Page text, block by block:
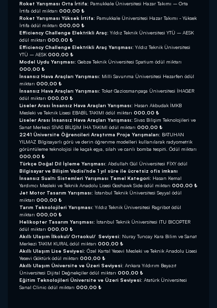
Roket Yarışması Orta İrtifa: Pamukkale Üniversitesi Hazar Takımı – Orta
İrtifa ödül miktarı 000,00 ₺
Roket Yarışması Yüksek İrtifa: Pamukkale Üniversitesi Hazar Takımı - Yüksek
İrtifa ödül miktarı 000,00 ₺
Efficiency Challenge Elektrikli Araç: Yıldız Teknik Üniversitesi YTÜ – AESK
ödül miktarı 000,00 ₺
Efficiency Challenge Elektrikli Araç Yarışması: Yıldız Teknik Üniversitesi
YTÜ – AESK 000,00 ₺
Model Uydu Yarışması: Gebze Teknik Üniversitesi Spatium ödül miktarı
000,00 ₺
İnsansız Hava Araçları Yarışması: Milli Savunma Üniversitesi Hezarfen ödül
miktarı 000,00 ₺
İnsansız Hava Araçları Yarışması: Tokat Gaziosmanpaşa Üniversitesi İHAGER
ödül miktarı 000,00 ₺
Liseler Arası İnsansız Hava Araçları Yarışması: Hasan Akbudak İMKB
Mesleki ve Teknik Lisesi EBABİL TAKIMI ödül miktarı 000,00 ₺
Liseler Arası İnsansız Hava Araçları Yarışması: Sivas Bilişim Teknolojileri ve
Sanat Merkezi SİVAS BİLİŞİM İHA TAKIMI ödül miktarı 000,00 ₺
2241 Üniversite Öğrencileri Araştırma Proje Yarışmaları: BATUHAN
YILMAZ Bilgisayarlı görü ve derin öğrenme modelleri kullanılarak radyometrik
görüntüleme teknolojisi ile kaçak eşya, silah ve canlı bomba tespiti. Ödül miktarı
000,00 ₺
Türkçe Doğal Dil İşleme Yarışması: Abdullah Gül Üniversitesi FİXY ödül
Bilgisayar ve Bilişim Vadisi'nde 1 yıl süre ile ücretsiz ofis imkanı
İnsansız Sualtı Sistemleri Yarışması Temel Kategori: Hasan Kemal
Yardımcı Mesleki ve Teknik Anadolu Lisesi Goshawk Side ödül miktarı 000,00 ₺
Jet Motor Tasarım Yarışması: İstanbul Teknik Üniversitesi Seyyal ödül
miktarı 000,00 ₺
Tarım Teknolojileri Yarışması: Yıldız Teknik Üniversitesi Ragribot ödül
miktarı 000,00 ₺
Helikopter Tasarım Yarışması: İstanbul Teknik Üniversitesi ITU BICOPTER
ödül miktarı 000,00 ₺
Akıllı Ulaşım İlkokul/ Ortaokul/ Seviyesi: Nuray Tuncay Kara Bilim ve Sanat
Merkezi TAKIM KURAL ödül miktarı 000,00 ₺
Akıllı Ulaşım Lise Seviyesi: Özel Kartal Yesevi Mesleki ve Teknik Anadolu Lisesi
Yesevi Göktürk ödül miktarı 000,00 ₺
Akıllı Ulaşım Üniversite ve Üzeri Seviyesi: Ankara Yıldırım Beyazıt
Üniversitesi Dijital Değnekçiler ödül miktarı 000,00 ₺
Eğitim Teknolojileri Üniversite ve Üzeri Seviyesi: Atatürk Üniversitesi
Sanal Clinic ödül miktarı 000,00 ₺